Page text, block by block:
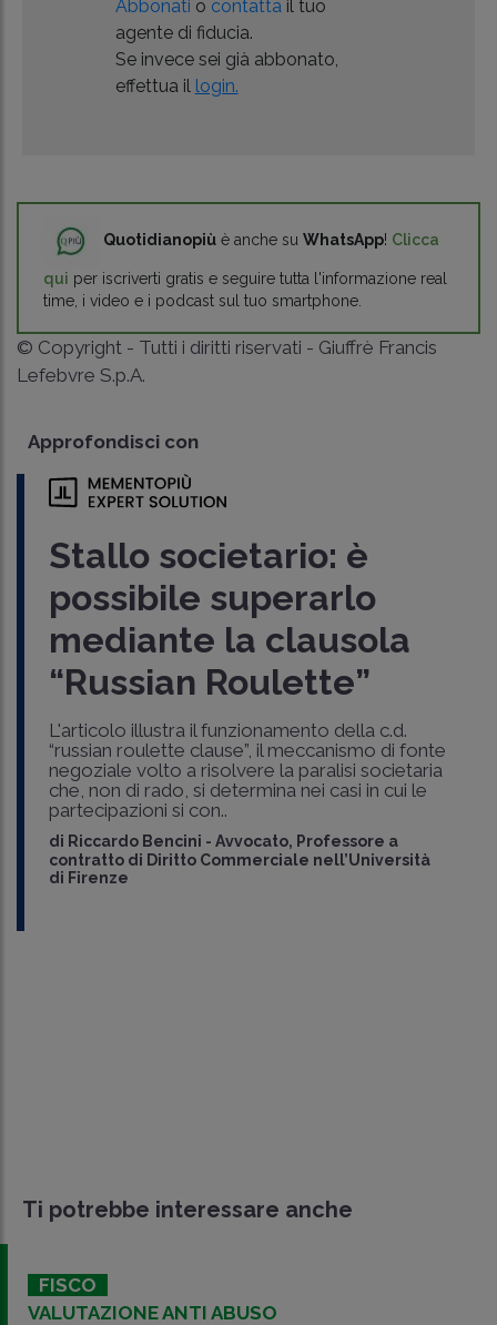
Abbonati o contatta il tuo
agente di fiducia.
Se invece sei già abbonato,
effettua il login.
Quotidianopiù è anche su WhatsApp! Clicca
qui per iscriverti gratis e seguire tutta l'informazione real
time, i video e i podcast sul tuo smartphone.
© Copyright - Tutti i diritti riservati - Giuffrè Francis
Lefebvre S.p.A.
Approfondisci con
Stallo societario: è
possibile superarlo
mediante la clausola
“Russian Roulette”
L'articolo illustra il funzionamento della c.d.
“russian roulette clause”, il meccanismo di fonte
negoziale volto a risolvere la paralisi societaria
che, non di rado, si determina nei casi in cui le
partecipazioni si con..
di Riccardo Bencini - Avvocato, Professore a
contratto di Diritto Commerciale nell’Università
di Firenze
Ti potrebbe interessare anche
FISCO
VALUTAZIONE ANTI ABUSO